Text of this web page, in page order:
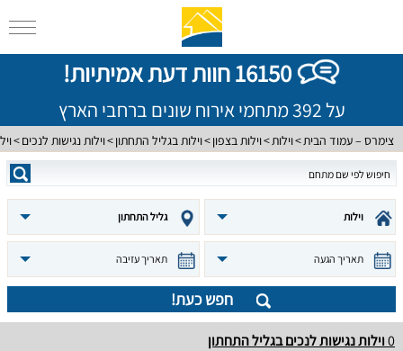
16150 חוות דעת אמיתיות!
על 392 מתחמי אירוח שונים ברחבי הארץ
צימרס – עמוד הבית וילות וילות בצפון וילות בגליל התחתון וילות נגישות לנכים
וילות גליל התחתון
תאריך הגעה תאריך עזיבה
חפש כעת!
0וילות נגישות לנכים בגליל התחתון